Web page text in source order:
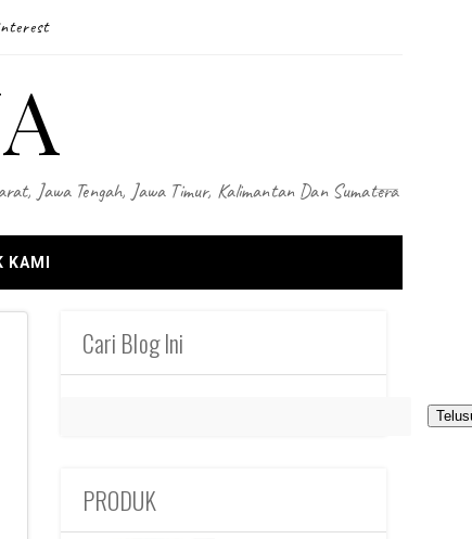
Jawa Tengah, Jawa Timur, Kalimantan Dan Sumatera
KAMI
Cari Blog Ini
PRODUK